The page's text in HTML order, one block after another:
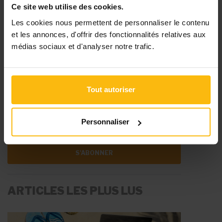
Ce site web utilise des cookies.
Les cookies nous permettent de personnaliser le contenu
et les annonces, d'offrir des fonctionnalités relatives aux
médias sociaux et d'analyser notre trafic.
Tout autoriser
Personnaliser
S’ABONNER
VOIR LES TARIFS
ABONNEZ-VOUS À
MONASBL.BE
S'ABONNER
ARTICLES LES PLUS LUS